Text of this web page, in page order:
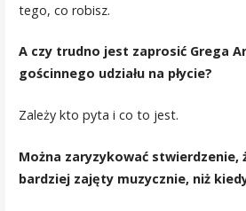
tego, co robisz.
A czy trudno jest zaprosić Grega
gościnnego udziału na płycie?
Zależy kto pyta i co to jest.
Można zaryzykować stwierdzenie,
bardziej zajęty muzycznie, niż